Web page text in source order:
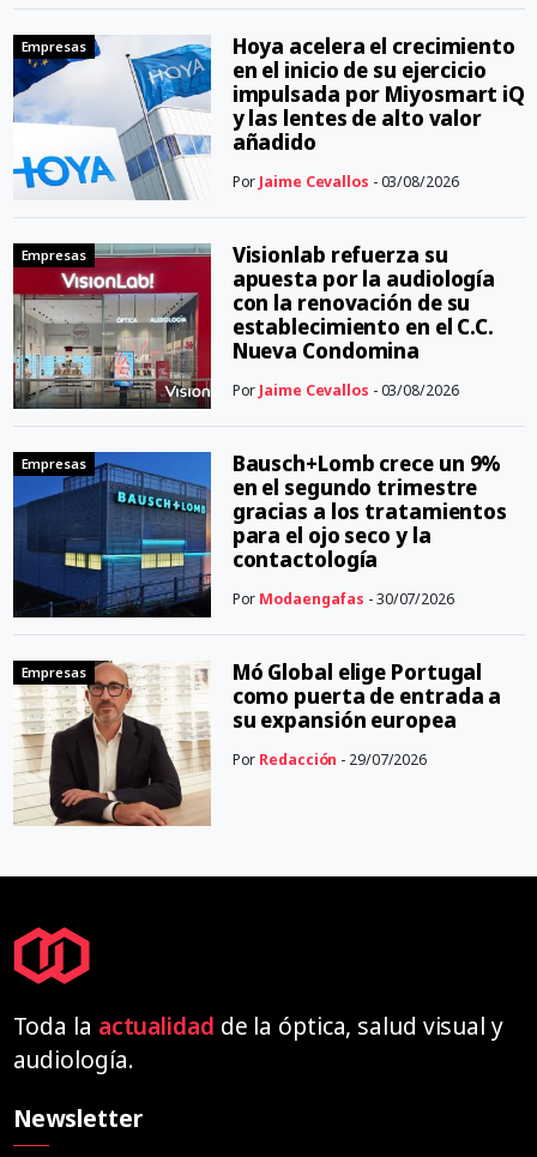
Empresas
Hoya acelera el crecimiento
en el inicio de su ejercicio
impulsada por Miyosmart iQ
y las lentes de alto valor
añadido
Por Jaime Cevallos - 03/08/2026
Empresas
Visionlab refuerza su
apuesta por la audiología
con la renovación de su
establecimiento en el C.C.
Nueva Condomina
Por Jaime Cevallos - 03/08/2026
Empresas
Bausch+Lomb crece un 9%
en el segundo trimestre
gracias a los tratamientos
para el ojo seco y la
contactología
Por Modaengafas - 30/07/2026
Empresas
Mó Global elige Portugal
como puerta de entrada a
su expansión europea
Por Redacción - 29/07/2026
Toda la actualidad de la óptica, salud visual y
audiología.
Newsletter